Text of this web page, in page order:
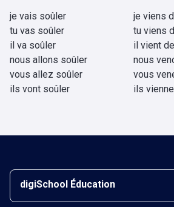
je vais soûler
tu vas soûler
il va soûler
nous allons soûler
vous allez soûler
ils vont soûler
je viens
tu viens
il vient
nous
vous
ils
digiSchool Éducation